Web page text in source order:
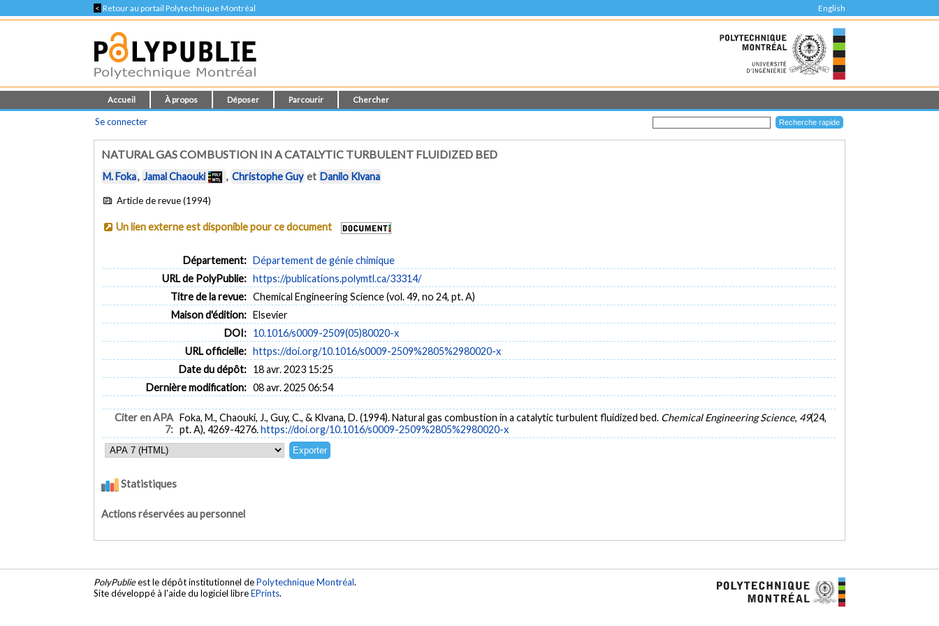
< Retour au portail Polytechnique Montréal English
Accueil À propos Déposer Parcourir Chercher
Se connecter
NATURAL GAS COMBUSTION IN A CATALYTIC TURBULENT FLUIDIZED BED
M. Foka, Jamal Chaouki , Christophe Guy et Danilo Klvana
Article de revue (1994)
Un lien externe est disponible pour ce document
Département: Département de génie chimique
URL de PolyPublie: https://publications.polymtl.ca/33314/
Titre de la revue: Chemical Engineering Science (vol. 49, no 24, pt. A)
Maison d'édition: Elsevier
DOI: 10.1016/s0009-2509(05)80020-x
URL officielle: https://doi.org/10.1016/s0009-2509%2805%2980020-x
Date du dépôt: 18 avr. 2023 15:25
Dernière modification: 08 avr. 2025 06:54
Citer en APA
7:
Foka, M., Chaouki, J., Guy, C., & Klvana, D. (1994). Natural gas combustion in a catalytic turbulent fluidized bed. Chemical Engineering Science, 49(24,
pt. A), 4269-4276.https://doi.org/10.1016/s0009-2509%2805%2980020-x
Statistiques
Actions réservées au personnel
PolyPublieest le dépôt institutionnel dePolytechnique Montréal.
Site développé à l'aide du logiciel libreEPrints.